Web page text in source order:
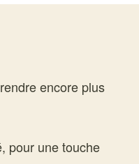
encore plus
pour une touche